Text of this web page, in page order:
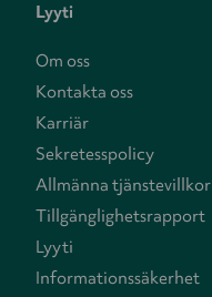
Lyyti
Om oss
Kontakta oss
Karriär
Sekretesspolicy
Allmänna tjänstevillkor
Tillgänglighetsrapport
Lyyti
Informationssäkerhet